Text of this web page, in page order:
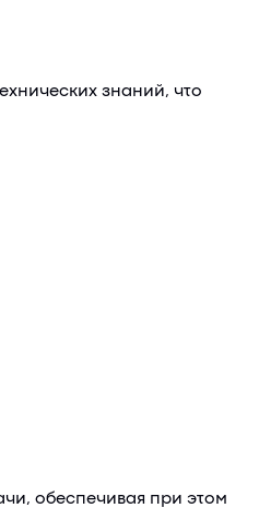
знаний, что
обеспечивая при этом